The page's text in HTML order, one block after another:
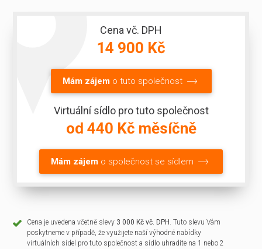
Cena vč. DPH
14 900 Kč
Mám zájemo tuto společnost
Virtuální sídlo pro tuto společnost
od 440 Kč měsíčně
Mám zájem o společnost se sídlem
Cena je uvedena včetně slevy 3 000 Kč vč. DPH . Tuto slevu Vám
poskytneme v případě, že využijete naší výhodné nabídky
virtuálních sídel pro tuto společnost a sídlo uhradíte na 1 nebo 2